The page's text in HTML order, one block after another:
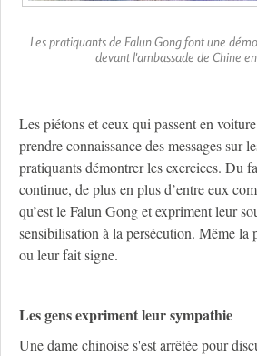
Les pratiquants de Falun Gong font une
devant l'ambassade de Chine
Les piétons et ceux qui passent en
prendre connaissance des messages sur
pratiquants démontrer les exercices. Du
continue, de plus en plus d’entre eux
qu’est le Falun Gong et expriment leur
sensibilisation à la persécution. Même la
ou leur fait signe.
Les gens expriment leur sympathie
Une dame chinoise s'est arrêtée pour